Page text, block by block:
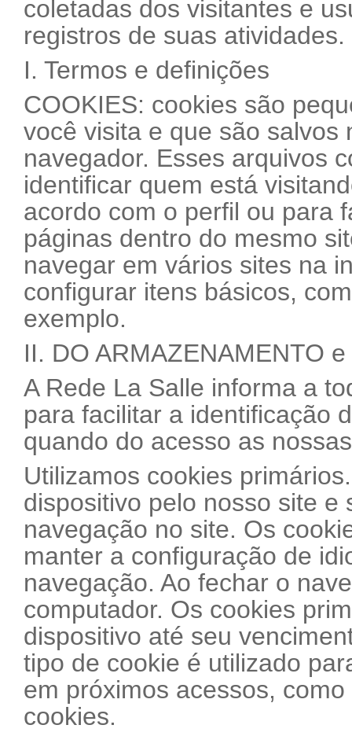
coletadas dos visitantes e
registros de suas atividades.
I. Termos e definições
COOKIES: cookies são
você visita e que são salvos
navegador. Esses arquivos
identificar quem está
acordo com o perfil ou para
páginas dentro do mesmo
navegar em vários sites na
configurar itens básicos,
exemplo.
II. DO ARMAZENAMENTO
A Rede La Salle informa a
para facilitar a identificação
quando do acesso as
Utilizamos cookies
dispositivo pelo nosso site
navegação no site. Os
manter a configuração de
navegação. Ao fechar o
computador. Os cookies
dispositivo até seu
tipo de cookie é utilizado
em próximos acessos,
cookies.